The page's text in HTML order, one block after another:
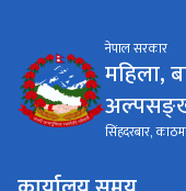
गर्मी (माघ १६ देखि कार्तिक
सोमबार - शुक्रबार
महत्त्वपूर्ण लिङ्कहरू
प्रधानमन्त्री तथा